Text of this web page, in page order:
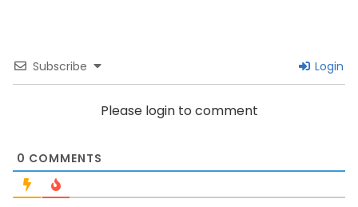
Subscribe Login
Please login to comment
0 COMMENTS